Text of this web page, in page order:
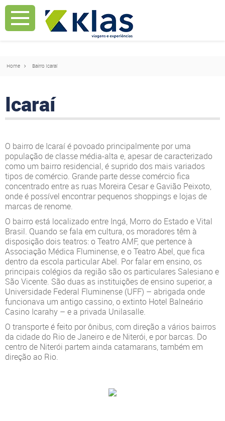
Mostrar Aviso
Home Bairro Icaraí
Icaraí
O bairro de Icaraí é povoado principalmente por uma
população de classe média-alta e, apesar de caracterizado
como um bairro residencial, é suprido dos mais variados
tipos de comércio. Grande parte desse comércio fica
concentrado entre as ruas Moreira Cesar e Gavião Peixoto,
onde é possível encontrar pequenos shoppings e lojas de
marcas de renome.
O bairro está localizado entre Ingá, Morro do Estado e Vital
Brasil. Quando se fala em cultura, os moradores têm à
disposição dois teatros: o Teatro AMF, que pertence à
Associação Médica Fluminense, e o Teatro Abel, que fica
dentro da escola particular Abel. Por falar em ensino, os
principais colégios da região são os particulares Salesiano e
São Vicente. São duas as instituições de ensino superior, a
Universidade Federal Fluminense (UFF) – abrigada onde
funcionava um antigo cassino, o extinto Hotel Balneário
Casino Icarahy – e a privada Unilasalle.
O transporte é feito por ônibus, com direção a vários bairros
da cidade do Rio de Janeiro e de Niterói, e por barcas. Do
centro de Niterói partem ainda catamarans, também em
direção ao Rio.